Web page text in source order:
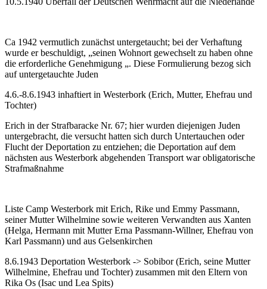
Ca 1942 vermutlich zunächst untergetaucht; bei der Verhaftung
wurde er beschuldigt, „seinen Wohnort gewechselt zu haben ohne
die erforderliche Genehmigung „. Diese Formulierung bezog sich
auf untergetauchte Juden
4.6.-8.6.1943 inhaftiert in Westerbork (Erich, Mutter, Ehefrau und
Tochter)
Erich in der Strafbaracke Nr. 67; hier wurden diejenigen Juden
untergebracht, die versucht hatten sich durch Untertauchen oder
Flucht der Deportation zu entziehen; die Deportation auf dem
nächsten aus Westerbork abgehenden Transport war obligatorische
Strafmaßnahme
Liste Camp Westerbork mit Erich, Rike und Emmy Passmann,
seiner Mutter Wilhelmine sowie weiteren Verwandten aus Xanten
(Helga, Hermann mit Mutter Erna Passmann-Willner, Ehefrau von
Karl Passmann) und aus Gelsenkirchen
8.6.1943 Deportation Westerbork -> Sobibor (Erich, seine Mutter
Wilhelmine, Ehefrau und Tochter) zusammen mit den Eltern von
Rika Os (Isac und Lea Spits)